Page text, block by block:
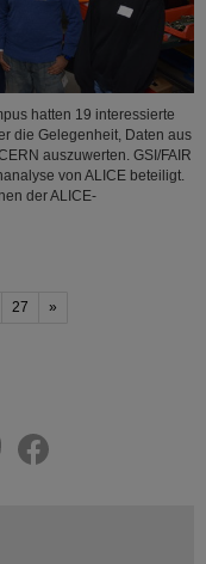
hatten 19 interessierte
die Gelegenheit, Daten aus
auszuwerten. GSI/FAIR
von ALICE beteiligt.
der ALICE-
27 »